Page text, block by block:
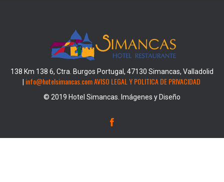
138 Km 138 6, Ctra. Burgos Portugal, 47130 Simancas, Valladolid
info@hotelsimancas.comAVISO LEGAL Y POLITICA DE PRIVACIDAD
© 2019 Hotel Simancas. Imágenes y Diseño